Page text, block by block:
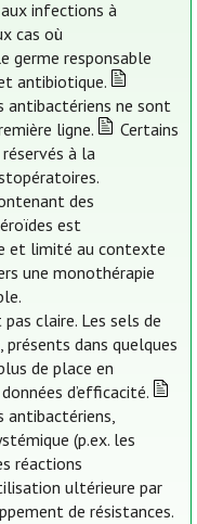
infections à
cas où
germe responsable
antibiotique.
antibactériens ne sont
ligne.
Certains
à la
des
est
et limité au contexte
une monothérapie
claire. Les sels de
dans quelques
de place en
d’efficacité.
antibactériens,
(p.ex. les
réactions
ultérieure par
de résistances.